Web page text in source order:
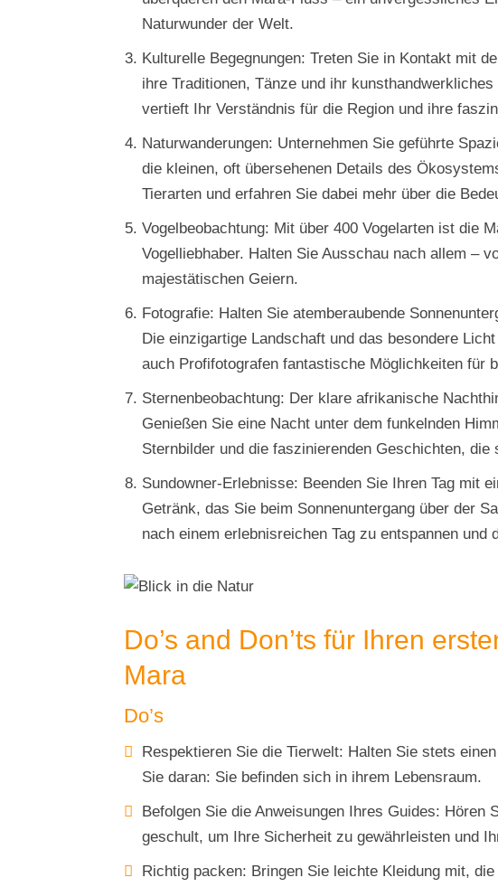
Naturwunder der Welt.
Kulturelle Begegnungen: Treten Sie in Kontakt mit
ihre Traditionen, Tänze und ihr
vertieft Ihr Verständnis für die Region und ihre
Naturwanderungen: Unternehmen Sie geführte
die kleinen, oft übersehenen Details des
Tierarten und erfahren Sie dabei mehr über die
Vogelbeobachtung: Mit über 400 Vogelarten ist die
Vogelliebhaber. Halten Sie Ausschau nach allem –
majestätischen Geiern.
Fotografie: Halten Sie atemberaubende
Die einzigartige Landschaft und das besondere
auch Profifotografen fantastische Möglichkeiten für
Sternenbeobachtung: Der klare afrikanische
Genießen Sie eine Nacht unter dem funkelnden
Sternbilder und die faszinierenden Geschichten, die
Sundowner-Erlebnisse: Beenden Sie Ihren Tag mit
Getränk, das Sie beim Sonnenuntergang über der
nach einem erlebnisreichen Tag zu entspannen
Do’s and Don’ts für Ihren
Mara
Do’s
Respektieren Sie die Tierwelt: Halten Sie stets
Sie daran: Sie befinden sich in ihrem Lebensraum.
Befolgen Sie die Anweisungen Ihres Guides:
geschult, um Ihre Sicherheit zu gewährleisten und
Richtig packen: Bringen Sie leichte Kleidung mit,